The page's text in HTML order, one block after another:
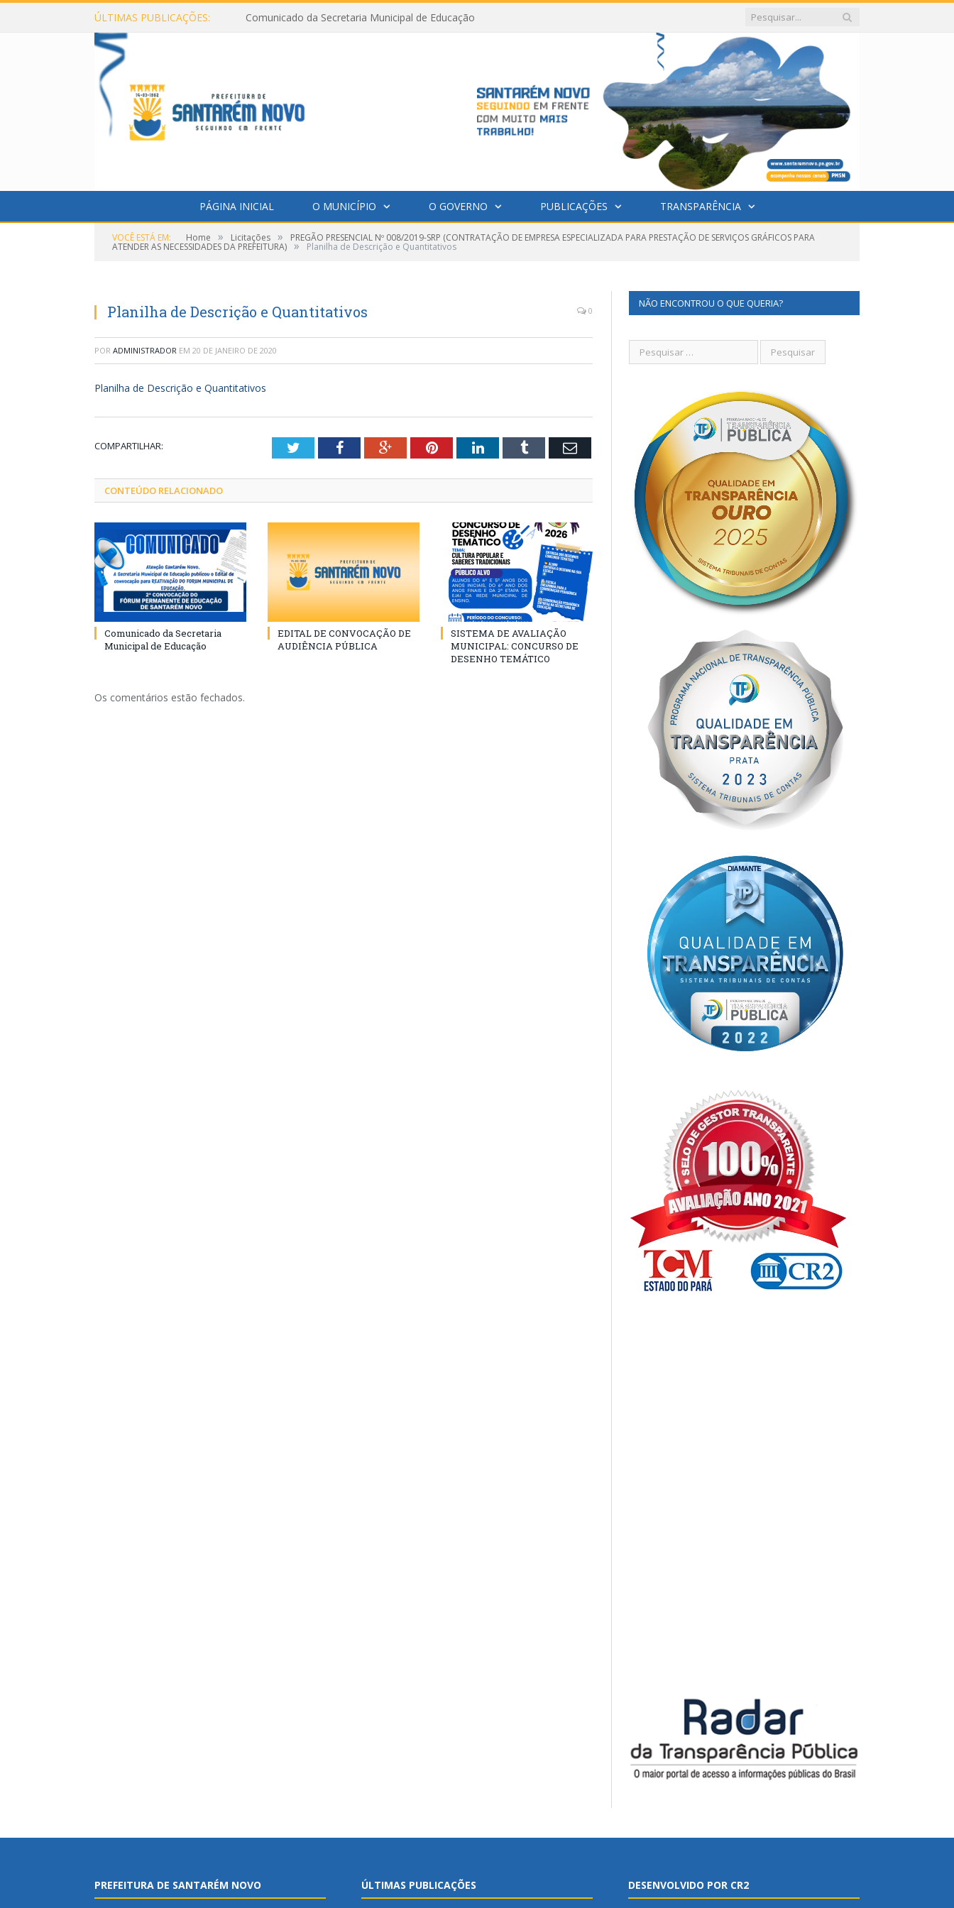
ÚLTIMAS PUBLICAÇÕES: Comunicado da Secretaria Municipal de Educação
PÁGINA INICIAL O MUNICÍPIO O GOVERNO PUBLICAÇÕES TRANSPARÊNCIA
VOCÊ ESTÁ EM: Home » Licitações » PREGÃO PRESENCIAL Nº 008/2019-SRP (CONTRATAÇÃO DE EMPRESA ESPECIALIZADA PARA PRESTAÇÃO DE SERVIÇOS GRÁFICOS PARA
ATENDER AS NECESSIDADES DA PREFEITURA) » Planilha de Descrição e Quantitativos
Planilha de Descrição e Quantitativos 0
POR ADMINISTRADOR EM 20 DE JANEIRO DE 2020
Planilha de Descrição e Quantitativos
COMPARTILHAR: TwitterFacebookGoogle+PinterestLinkedInTumblr Email
CONTEÚDO RELACIONADO
Comunicado da Secretaria
Municipal de Educação
EDITAL DE CONVOCAÇÃO DE
AUDIÊNCIA PÚBLICA
SISTEMA DE AVALIAÇÃO
MUNICIPAL: CONCURSO DE
DESENHO TEMÁTICO
Os comentários estão fechados.
NÃO ENCONTROU O QUE QUERIA?
PREFEITURA DE SANTARÉM NOVO ÚLTIMAS PUBLICAÇÕES DESENVOLVIDO POR CR2